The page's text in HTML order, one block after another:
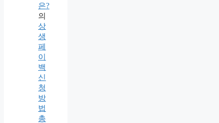
은?
의
상
생
페
이
백
신
청
방
법
총